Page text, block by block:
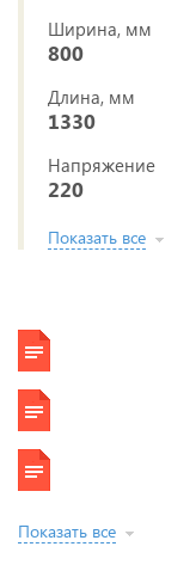
Ширина, мм
800
Длина, мм
1330
Напряжение
220
Показать все
Показать все